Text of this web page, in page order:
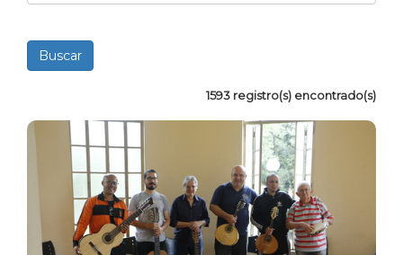
1593 registro(s) encontrado(s)